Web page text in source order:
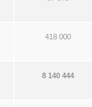
418 000
8 140 444